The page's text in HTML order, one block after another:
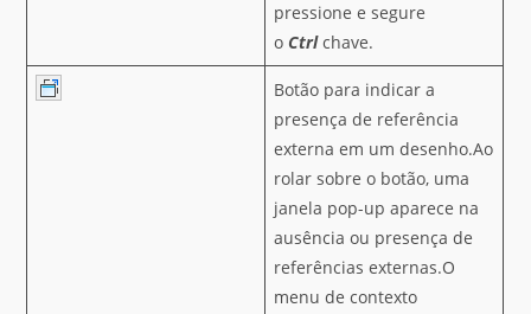
pressione e segure
o Ctrlchave.
Botão para indicar a
presença de referência
externa em um desenho.Ao
rolar sobre o botão, uma
janela pop-up aparece na
ausência ou presença de
referências externas.O
menu de contexto